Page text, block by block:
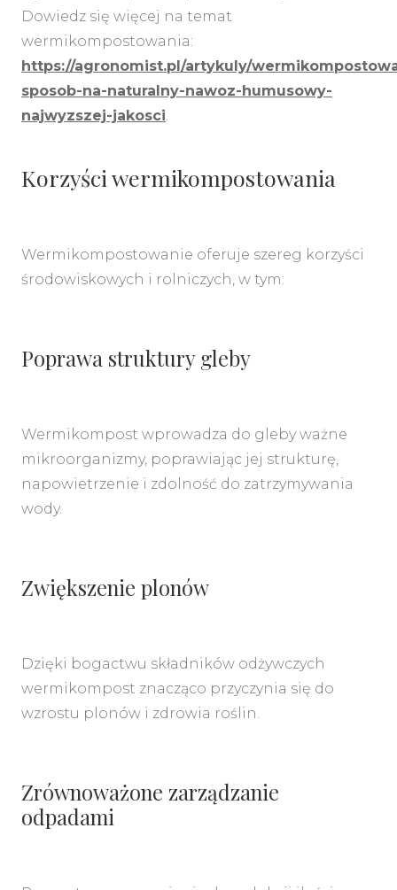
Dowiedz się więcej na temat
wermikompostowania:
https://agronomist.pl/artykuly/
sposob-na-naturalny-nawoz-humusowy-
najwyzszej-jakosci
Korzyści wermikompostowania
Wermikompostowanie oferuje szereg korzyści
środowiskowych i rolniczych, w tym:
Poprawa struktury gleby
Wermikompost wprowadza do gleby ważne
mikroorganizmy, poprawiając jej strukturę,
napowietrzenie i zdolność do zatrzymywania
wody.
Zwiększenie plonów
Dzięki bogactwu składników odżywczych
wermikompost znacząco przyczynia się do
wzrostu plonów i zdrowia roślin.
Zrównoważone zarządzanie
odpadami